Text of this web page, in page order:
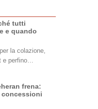
tutti
e quando
la colazione,
e perfino…
frena:
concessioni